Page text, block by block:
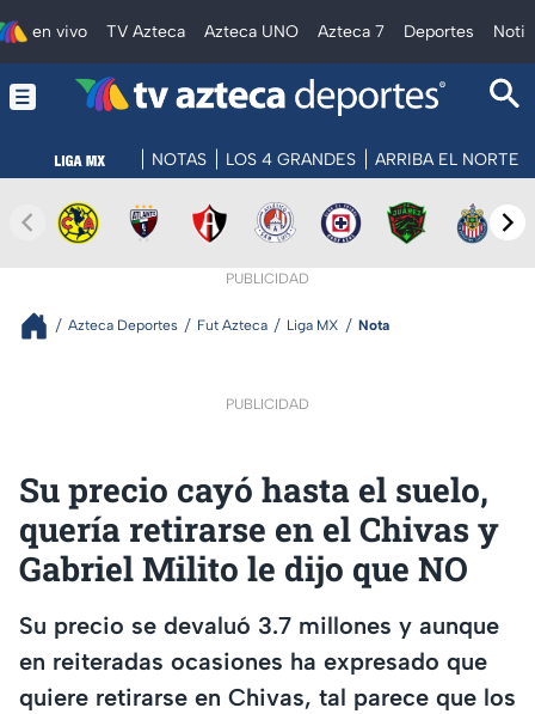
en vivo TV Azteca Azteca UNO Azteca 7 Deportes
NOTAS LOS 4 GRANDES ARRIBA EL NORTE
PUBLICIDAD
Azteca Deportes Fut Azteca Liga MX Nota
PUBLICIDAD
Su precio cayó hasta el suelo,
quería retirarse en el Chivas y
Gabriel Milito le dijo que NO
Su precio se devaluó 3.7 millones y aunque
en reiteradas ocasiones ha expresado que
quiere retirarse en Chivas, tal parece que los